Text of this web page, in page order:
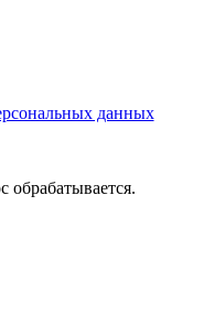
данных